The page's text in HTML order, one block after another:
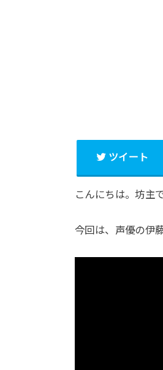
ツイート
こんにちは。坊主で
今回は、声優の伊